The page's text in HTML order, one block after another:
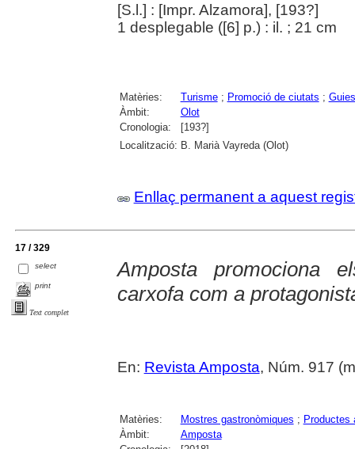
[S.l.] : [Impr. Alzamora], [193?]
1 desplegable ([6] p.) : il. ; 21 cm
Matèries: Turisme; Promoció de ciutats ;
Àmbit:
Olot
Cronologia:
[193?]
Localització: B. Marià Vayreda (Olot)
Enllaç permanent a aquest
17 / 329
select
print
Text complet
Amposta promociona
carxofa com a
En: Revista Amposta, Núm. 917
Matèries: Mostres gastronòmiques ; Productes
Àmbit:
Amposta